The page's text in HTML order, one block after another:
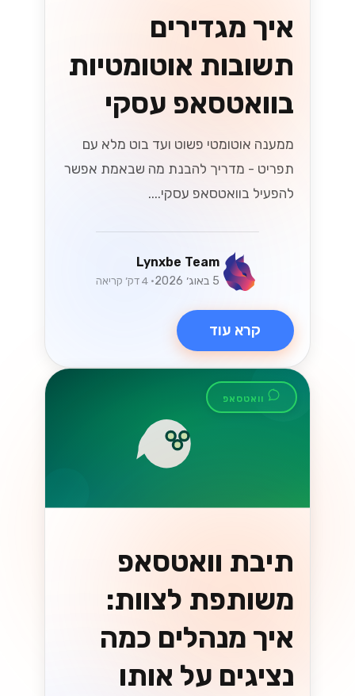
איך מגדירים
תשובות אוטומטיות
בוואטסאפ עסקי
ממענה אוטומטי פשוט ועד בוט מלא עם
תפריט - מדריך להבנת מה שבאמת אפשר
להפעיל בוואטסאפ עסקי....
Lynxbe Team
5 באוג׳ 2026 • 4 דק׳ קריאה
קרא עוד
וואטסאפ
תיבת וואטסאפ
משותפת לצוות:
איך מנהלים כמה
נציגים על אותו